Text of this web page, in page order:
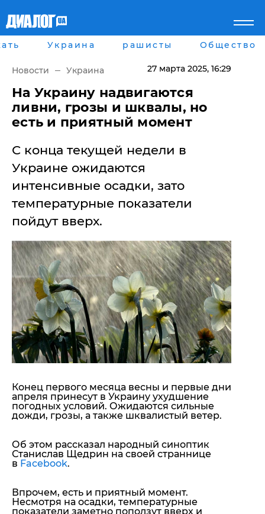
Главная
рассея
Мир
Беларусь
Военное обозрение
Наука и Техника
Мнение
Блоги
Пресса
Шоу-биз
Здоровье
Спорт
Города
Луганск
Харьков
Днепр
Львов
Война на Донбассе и в
Крыму
"ДНР"
"ЛНР"
Оккупация Крыма
Новости Крыма
Донбасс
Армия Украины
Лайф стайл
Здоровье
Помощь проекту
Стиль Диалога
Шоу-биз
Культура
Общество
Пресс-релизы
Пресс-релизы
Авторское
Мнение
ИноСМИ
Украина рашисты Общество
Новости Украина 27 марта 2025, 16:29
На Украину надвигаются
ливни, грозы и шквалы, но
есть и приятный момент
С конца текущей недели в
Украине ожидаются
интенсивные осадки, зато
температурные показатели
пойдут вверх.
Конец первого месяца весны и первые дни
апреля принесут в Украину ухудшение
погодных условий. Ожидаются сильные
дожди, грозы, а также шквалистый ветер.
Об этом рассказал народный синоптик
Станислав Щедрин на своей страннице
в Facebook.
Впрочем, есть и приятный момент.
Несмотря на осадки, температурные
показатели заметно поползут вверх и